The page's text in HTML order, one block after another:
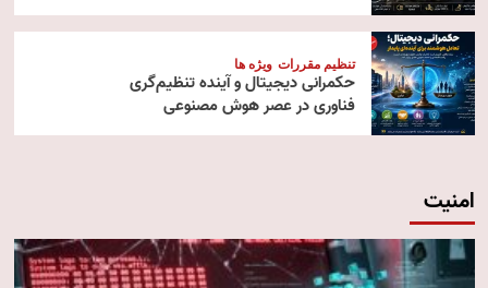
تنظیم مقررات ویژه ها
حکمرانی دیجیتال و آینده تنظیم‌گری
فناوری در عصر هوش مصنوعی
امنیت